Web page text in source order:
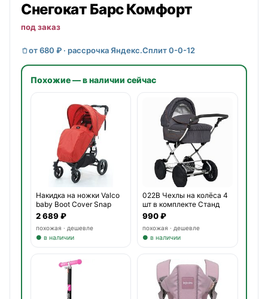
Снегокат БарсКомфорт
под заказ
от 680 ₽ · рассрочка Яндекс.Сплит 0-0-12
Похожие — в наличии сейчас
Накидка на ножки Valco
baby Boot Cover Snap
2 689 ₽
похожая · дешевле
● в наличии
022B Чехлы на колёса 4
шт в комплекте Станд
990 ₽
похожая · дешевле
● в наличии